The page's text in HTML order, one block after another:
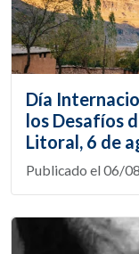
Día
los Desafíos
Litoral, 6 de
Publicado el 06/